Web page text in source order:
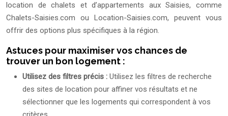
location de chalets et d’appartements aux Saisies, comme
Chalets-Saisies.com ou Location-Saisies.com, peuvent vous
offrir des options plus spécifiques à la région.
Astuces pour maximiser vos chances de
trouver un bon logement :
Utilisez des filtres précis : Utilisez les filtres de recherche
des sites de location pour affiner vos résultats et ne
sélectionner que les logements qui correspondent à vos